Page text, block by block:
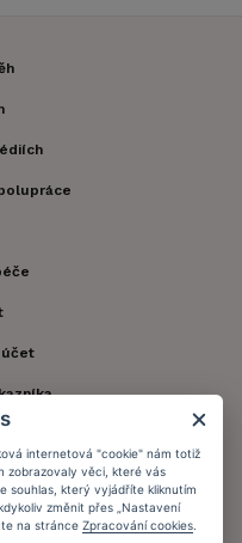
účet
údajů
internetová "cookie" nám totiž
zobrazovaly věci, které vás
souhlas, který vyjádříte kliknutím
změnit přes „Nastavení
na stránce Zpracování cookies